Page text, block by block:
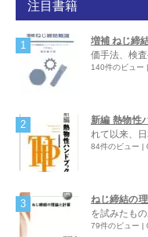
注目書籍
増補 ねじ締
価手法、検
140件のビュー |
新編 熱物性
れて以来、
84件のビュー |
ねじ締結の
を試みたも
79件のビュー |